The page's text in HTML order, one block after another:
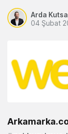
Arda
04 Şubat